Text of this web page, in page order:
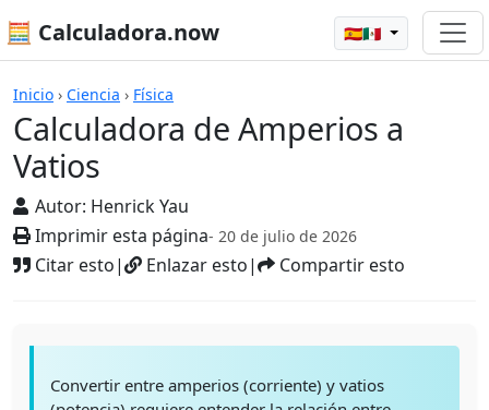
🧮 Calculadora.now 🇪🇸🇲🇽
Inicio › Ciencia › Física
Calculadora de Amperios a
Vatios
Autor: Henrick Yau
Imprimir esta página- 20 de julio de 2026
Citar esto| Enlazar esto| Compartir esto
Calculadoras
Convertir entre amperios (corriente) y vatios